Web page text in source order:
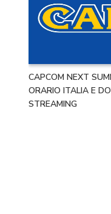
CAPCOM NEXT
ORARIO ITALIA E
STREAMING